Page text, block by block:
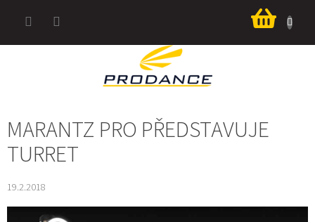
košík
MARANTZ PRO PŘEDSTAVUJE
TURRET
19.2.2018